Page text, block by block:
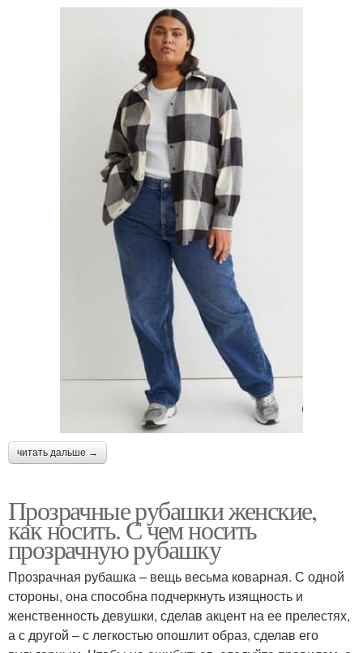
читать дальше →
Прозрачные рубашки женские,
как носить. С чем носить
прозрачную рубашку
Прозрачная рубашка – вещь весьма коварная. С одной
стороны, она способна подчеркнуть изящность и
женственность девушки, сделав акцент на ее прелестях,
а с другой – с легкостью опошлит образ, сделав его